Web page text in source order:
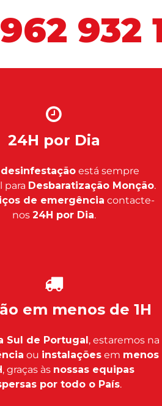
962 932
24H por Dia
está sempre
para Desbaratização Monção.
de emergência contacte-
nos 24H por Dia.
em menos de 1H
Sul de Portugal, estaremos na
ou instalações em menos
, graças às nossas equipas
por todo o País.